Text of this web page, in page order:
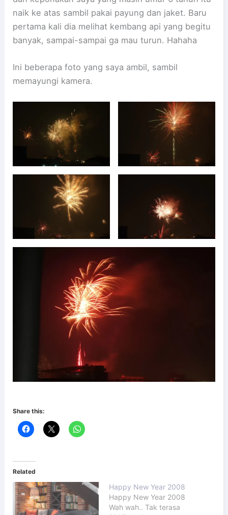
naik ke atas sambil pakai payung dan jaket. Baru
pertama kali dia melihat kembang api yang begitu
banyak, sampai-sampai ga mau turun. Hahaha
Ini beberapa foto yang saya ambil, sambil
memayungi kamera.
Share this:
Related
Happy New Year 2008
Happy New Year 2008
Wah wah.. Tak terasa